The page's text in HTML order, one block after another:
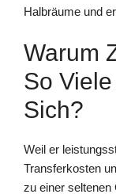
Halbräume und
Warum
So
Sich?
Weil er
Transferkosten
zu einer seltenen